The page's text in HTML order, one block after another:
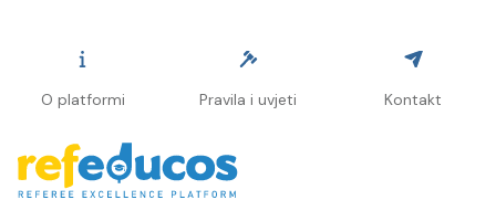
O platformi Pravila i uvjeti Kontakt